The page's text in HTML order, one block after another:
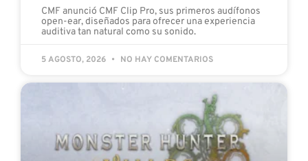
CMF anunció CMF Clip Pro, sus primeros audífonos
open-ear, diseñados para ofrecer una experiencia
auditiva tan natural como su sonido.
5 AGOSTO, 2026 NO HAY COMENTARIOS